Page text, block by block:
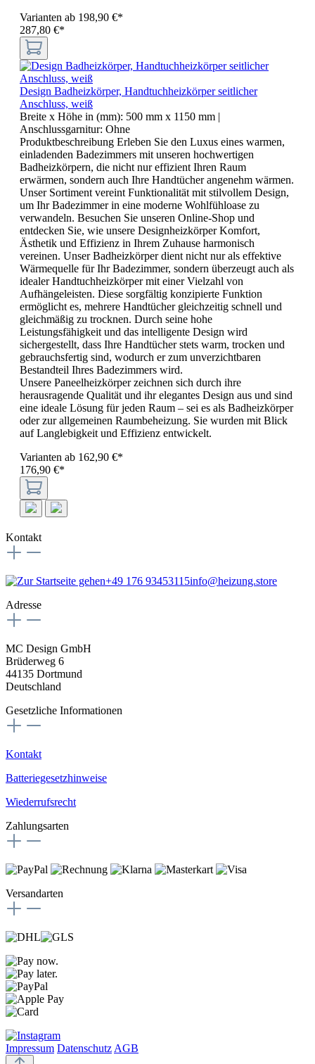
Varianten ab 198,90 €*
287,80 €*
Design Badheizkörper, Handtuchheizkörper seitlicher
Anschluss, weiß
Breite x Höhe in (mm): 500 mm x 1150 mm |
Anschlussgarnitur: Ohne
Produktbeschreibung Erleben Sie den Luxus eines warmen,
einladenden Badezimmers mit unseren hochwertigen
Badheizkörpern, die nicht nur effizient Ihren Raum
erwärmen, sondern auch Ihre Handtücher angenehm wärmen.
Unser Sortiment vereint Funktionalität mit stilvollem Design,
um Ihr Badezimmer in eine moderne Wohlfühloase zu
verwandeln. Besuchen Sie unseren Online-Shop und
entdecken Sie, wie unsere Designheizkörper Komfort,
Ästhetik und Effizienz in Ihrem Zuhause harmonisch
vereinen. Unser Badheizkörper dient nicht nur als effektive
Wärmequelle für Ihr Badezimmer, sondern überzeugt auch als
idealer Handtuchheizkörper mit einer Vielzahl von
Aufhängeleisten. Diese sorgfältig konzipierte Funktion
ermöglicht es, mehrere Handtücher gleichzeitig schnell und
gleichmäßig zu trocknen. Durch seine hohe
Leistungsfähigkeit und das intelligente Design wird
sichergestellt, dass Ihre Handtücher stets warm, trocken und
gebrauchsfertig sind, wodurch er zum unverzichtbaren
Bestandteil Ihres Badezimmers wird.
Unsere Paneelheizkörper zeichnen sich durch ihre
herausragende Qualität und ihr elegantes Design aus und sind
eine ideale Lösung für jeden Raum – sei es als Badheizkörper
oder zur allgemeinen Raumbeheizung. Sie wurden mit Blick
auf Langlebigkeit und Effizienz entwickelt.
Varianten ab 162,90 €*
176,90 €*
Kontakt
+49 176 93453115info@heizung.store
Adresse
MC Design GmbH
Brüderweg 6
44135 Dortmund
Deutschland
Gesetzliche Informationen
Kontakt
Batteriegesetzhinweise
Wiederrufsrecht
Zahlungsarten
Versandarten
Impressum Datenschutz AGB